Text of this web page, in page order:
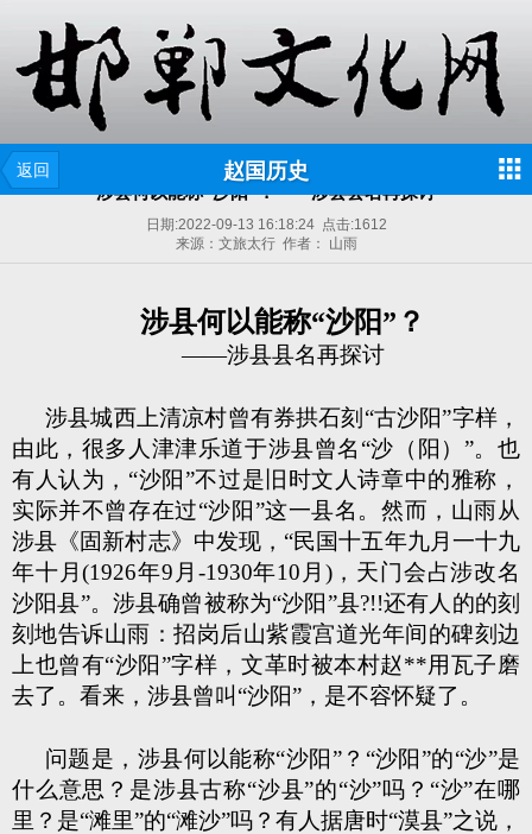
返回 赵国历史
涉县何以能称“沙阳”？——涉县县名再探讨
日期:2022-09-13 16:18:24点击:1612
来源：文旅太行 作者： 山雨
涉县何以能称“沙阳”？
——涉县县名再探讨
涉县城西上清凉村曾有券拱石刻“古沙阳”字样，
由此，很多人津津乐道于涉县曾名“沙（阳）”。也
有人认为，“沙阳”不过是旧时文人诗章中的雅称，
实际并不曾存在过“沙阳”这一县名。然而，山雨从
涉县《固新村志》中发现，“民国十五年九月一十九
年十月(1926年9月-1930年10月)，天门会占涉改名
沙阳县”。涉县确曾被称为“沙阳”县?!!还有人的的刻
刻地告诉山雨：招岗后山紫霞宫道光年间的碑刻边
上也曾有“沙阳”字样，文革时被本村赵**用瓦子磨
去了。看来，涉县曾叫“沙阳”，是不容怀疑了。
问题是，涉县何以能称“沙阳”？“沙阳”的“沙”是
什么意思？是涉县古称“沙县”的“沙”吗？“沙”在哪
里？是“滩里”的“滩沙”吗？有人据唐时“漠县”之说，